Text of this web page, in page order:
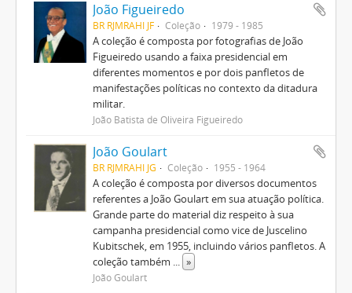
João Figueiredo
BR RJMRAHI JF Coleção 1979 - 1985
A coleção é composta por fotografias de João
Figueiredo usando a faixa presidencial em
diferentes momentos e por dois panfletos de
manifestações políticas no contexto da ditadura
militar.
João Batista de Oliveira Figueiredo
João Goulart
BR RJMRAHI JG Coleção 1955 - 1964
A coleção é composta por diversos documentos
referentes a João Goulart em sua atuação política.
Grande parte do material diz respeito à sua
campanha presidencial como vice de Juscelino
Kubitschek, em 1955, incluindo vários panfletos. A
coleção também ... »
João Goulart